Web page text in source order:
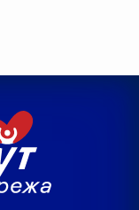
Голосеево